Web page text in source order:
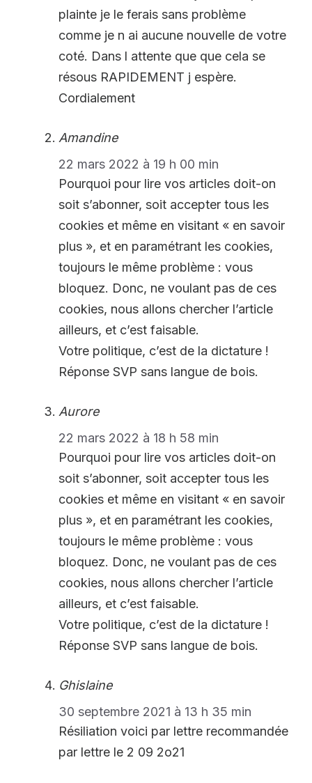
plainte je le ferais sans problème
comme je n ai aucune nouvelle de votre
coté. Dans l attente que que cela se
résous RAPIDEMENT j espère.
Cordialement
Amandine
22 mars 2022 à 19 h 00 min
Pourquoi pour lire vos articles doit-on
soit s’abonner, soit accepter tous les
cookies et même en visitant « en savoir
plus », et en paramétrant les cookies,
toujours le même problème : vous
bloquez. Donc, ne voulant pas de ces
cookies, nous allons chercher l’article
ailleurs, et c’est faisable.
Votre politique, c’est de la dictature !
Réponse SVP sans langue de bois.
Aurore
22 mars 2022 à 18 h 58 min
Pourquoi pour lire vos articles doit-on
soit s’abonner, soit accepter tous les
cookies et même en visitant « en savoir
plus », et en paramétrant les cookies,
toujours le même problème : vous
bloquez. Donc, ne voulant pas de ces
cookies, nous allons chercher l’article
ailleurs, et c’est faisable.
Votre politique, c’est de la dictature !
Réponse SVP sans langue de bois.
Ghislaine
30 septembre 2021 à 13 h 35 min
Résiliation voici par lettre recommandée
par lettre le 2 09 2o21